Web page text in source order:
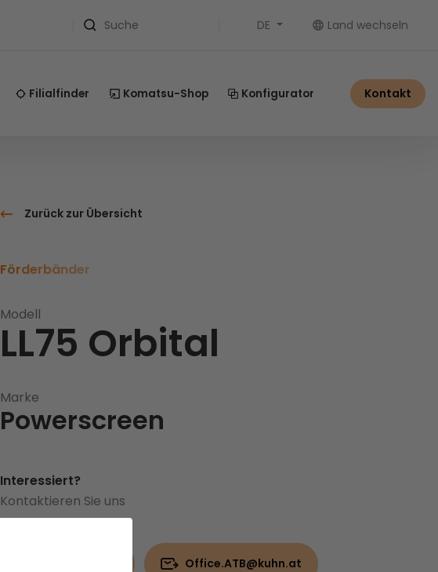
Suche DE Land wechseln
Filialfinder Komatsu-Shop Konfigurator Kontakt
Zurück zur Übersicht
Förderbänder
Modell
LL75 Orbital
Marke
Powerscreen
Interessiert?
Kontaktieren Sie uns
Office.ATB@kuhn.at